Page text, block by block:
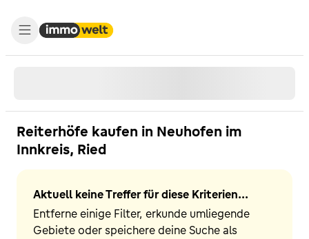
Reiterhöfe kaufen in Neuhofen im
Innkreis, Ried
Aktuell keine Treffer für diese Kriterien...
Entferne einige Filter, erkunde umliegende
Gebiete oder speichere deine Suche als